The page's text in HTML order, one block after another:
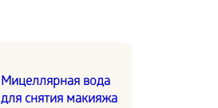
Мицеллярная вода
для снятия макияжа